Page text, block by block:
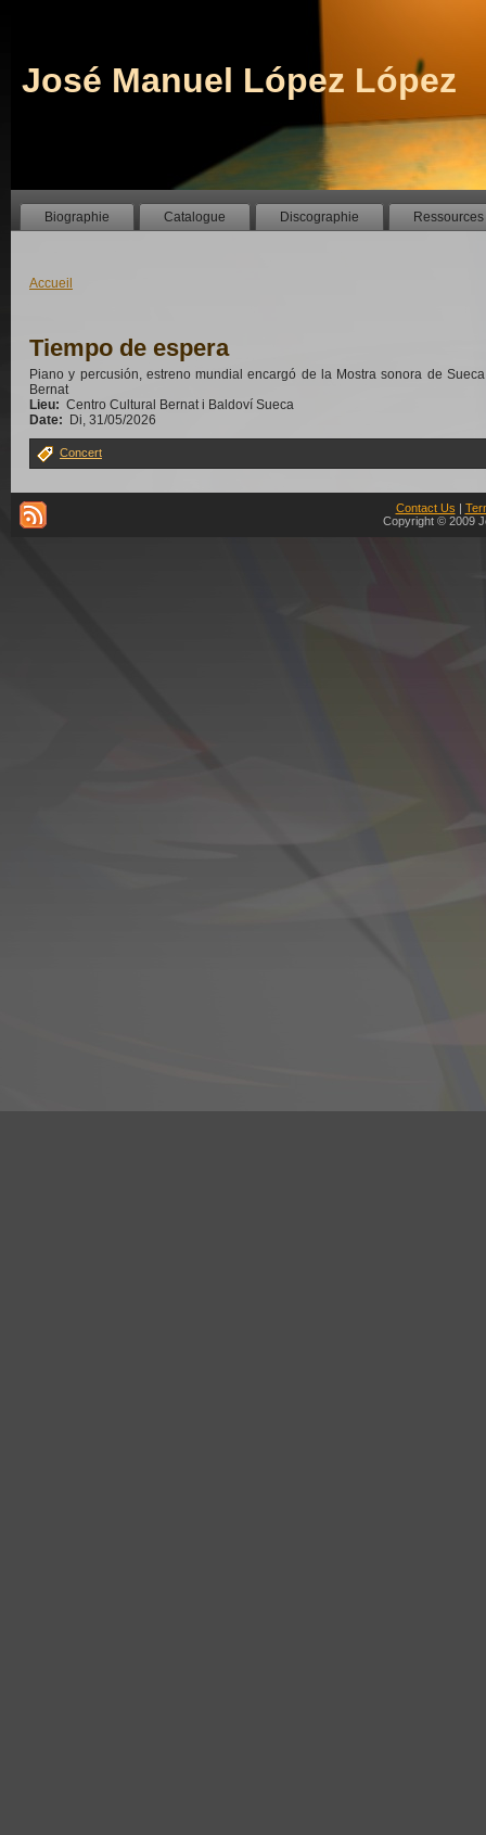
José Manuel López López
Biographie Catalogue Discographie Ressources
Accueil
Tiempo de espera
Piano y percusión, estreno mundial encargó de la Mostra sonora de
Bernat
Lieu: Centro Cultural Bernat i Baldoví Sueca
Date:
Di, 31/05/2026
Concert
Contact Us |
Copyright © 2009